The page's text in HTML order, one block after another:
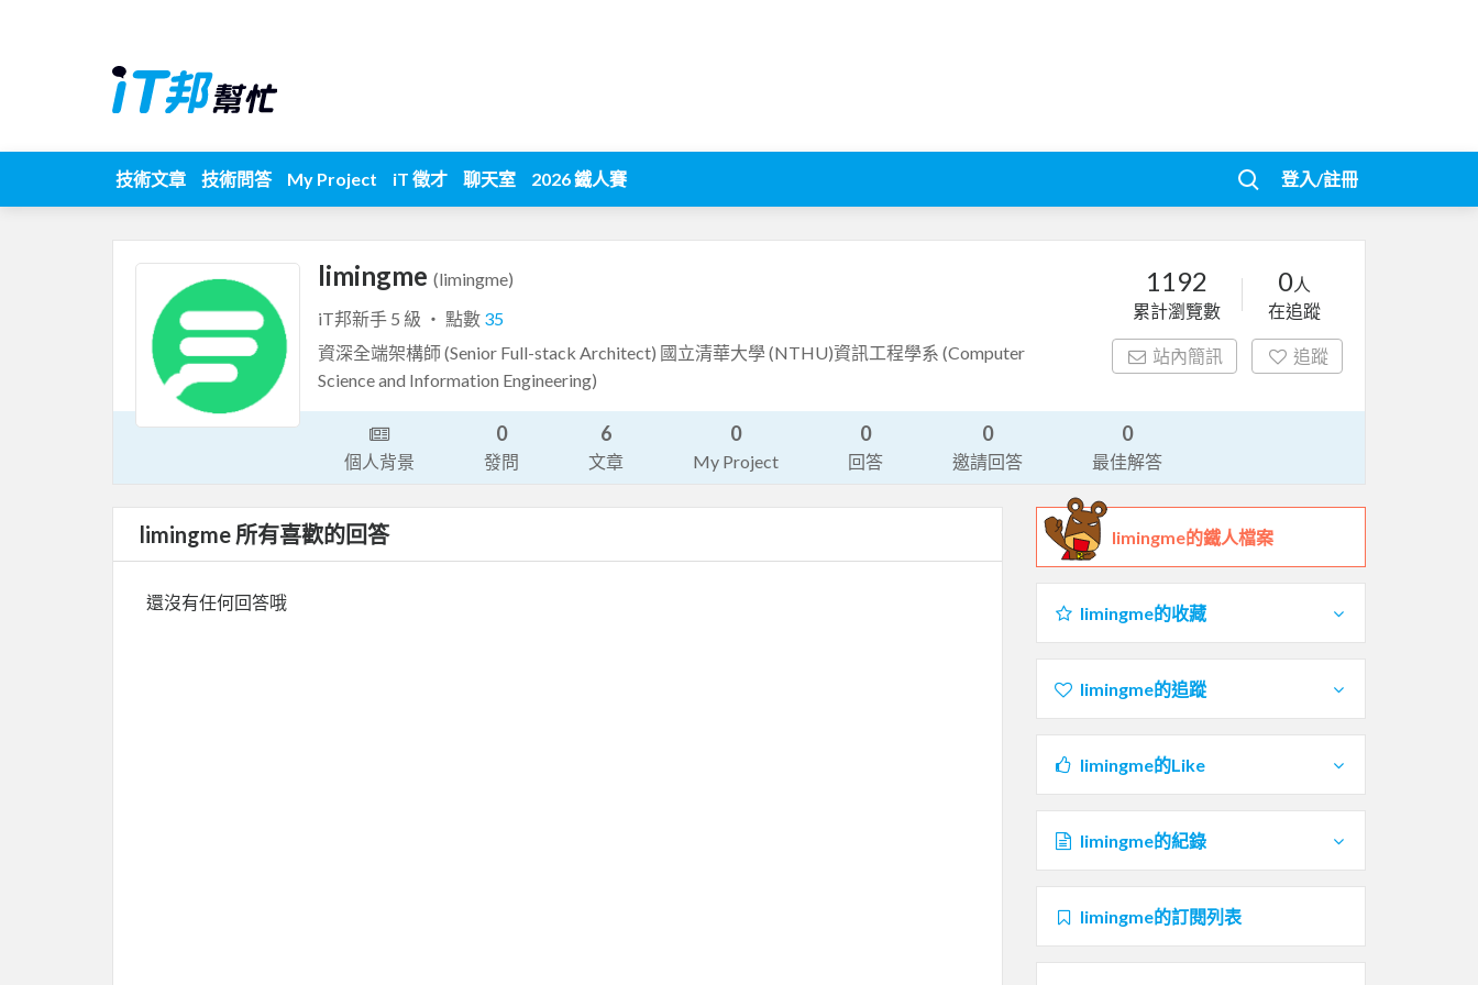
技術文章 技術問答 My Project iT 徵才 聊天室 2026 鐵人賽 登入/註冊
limingme (limingme)
iT邦新手 5 級 ‧ 點數 35
資深全端架構師 (Senior Full-stack Architect) 國立清華大學 (NTHU)資訊工程學系 (Computer
Science and Information Engineering)
1192
累計瀏覽數
0人
在追蹤
站內簡訊 追蹤
個人背景
0
發問
6
文章
0
My Project
0
回答
0
邀請回答
0
最佳解答
limingme 所有喜歡的回答
還沒有任何回答哦
limingme的鐵人檔案
limingme的收藏
limingme的追蹤
limingme的Like
limingme的紀錄
limingme的訂閱列表